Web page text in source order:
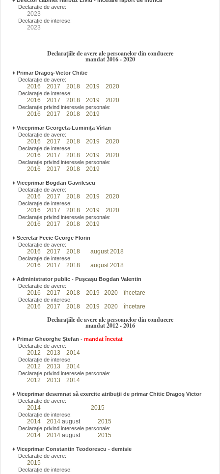
Declaraţie de avere:
2023
Declaraţie de interese:
2023
Declarațiile de avere ale persoanelor din conducere
mandat 2016 - 2020
♦ Primar Dragoş-Victor Chitic
Declaraţie de avere:
2016 2017 2018 2019 2020
Declaraţie de interese:
2016 2017 2018 2019 2020
Declaraţie privind interesele personale:
2016 2017 2018 2019
♦ Viceprimar Georgeta-Luminița Vîrlan
Declaraţie de avere:
2016 2017 2018 2019 2020
Declaraţie de interese:
2016 2017 2018 2019 2020
Declaraţie privind interesele personale:
2016 2017 2018 2019
♦ Viceprimar Bogdan Gavrilescu
Declaraţie de avere:
2016 2017 2018 2019 2020
Declaraţie de interese:
2016 2017 2018 2019 2020
Declaraţie privind interesele personale:
2016 2017 2018 2019
♦ Secretar Fecic George Florin
Declaraţie de avere:
2016 2017 2018 august 2018
Declaraţie de interese:
2016 2017 2018 august 2018
♦ Administrator public - Puşcaşu Bogdan Valentin
Declaraţie de avere:
2016 2017 2018 2019 2020 încetare
Declaraţie de interese:
2016 2017 2018 2019 2020 încetare
Declarațiile de avere ale persoanelor din conducere
mandat 2012 - 2016
♦ Primar Gheorghe Ştefan - mandat încetat
Declaraţie de avere:
2012 2013 2014
Declaraţie de interese:
2012 2013 2014
Declaraţie privind interesele personale:
2012 2013 2014
♦ Viceprimar desemnat să exercite atribuţii de primar Chitic Dragoş Victor
Declaraţie de avere:
2014 2015
Declaraţie de interese:
2014 2014 august 2015
Declaraţie privind interesele personale:
2014 2014 august 2015
♦ Viceprimar Constantin Teodorescu - demisie
Declaraţie de avere:
2015
Declaraţie de interese: